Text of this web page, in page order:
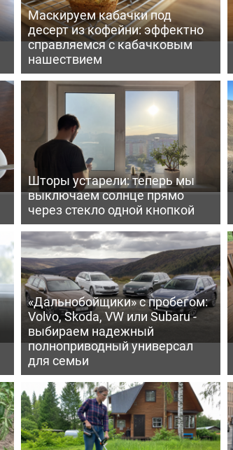
Маскируем кабачки под
десерт из кофейни: эффектно
справляемся с кабачковым
нашествием
Шторы устарели: теперь мы
выключаем солнце прямо
через стекло одной кнопкой
«Дальнобойщики» с пробегом:
Volvo, Skoda, VW или Subaru -
выбираем надежный
полноприводный универсал
для семьи